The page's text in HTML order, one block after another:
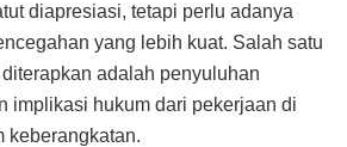
diapresiasi, tetapi perlu adanya
yang lebih kuat. Salah satu
adalah penyuluhan
implikasi hukum dari pekerjaan di
keberangkatan.